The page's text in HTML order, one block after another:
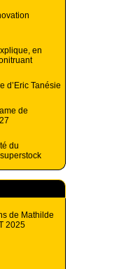
en
d’Eric Tanésie
de
du
de Mathilde
2025